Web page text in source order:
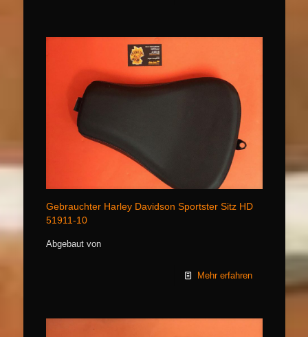
Gebrauchter Harley Davidson Sportster Sitz HD
51911-10
Abgebaut von
Mehr erfahren